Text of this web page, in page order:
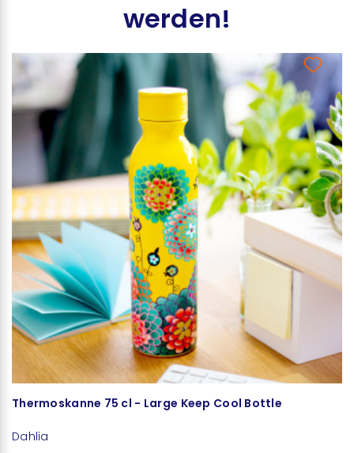
werden!
Thermoskanne 75 cl - Large Keep Cool Bottle
Dahlia